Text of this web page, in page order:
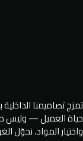
تمزج تصاميمنا
حياة العميل — وليس
واختيار المواد،